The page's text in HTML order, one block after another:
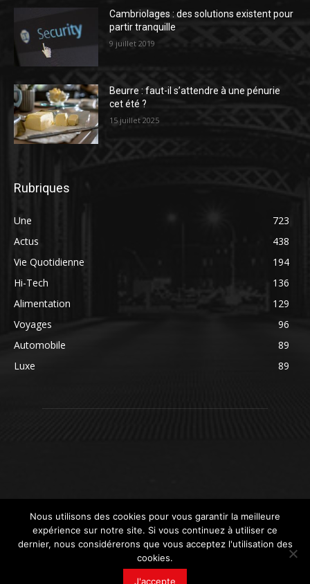
Cambriolages : des solutions existent pour
partir tranquille
9 juillet 2019
Beurre : faut-il s’attendre à une pénurie
cet été ?
15 juillet 2025
Rubriques
Une
723
Actus
438
Vie Quotidienne
194
Hi-Tech
136
Alimentation
129
Voyages
96
Automobile
89
Luxe
89
Nous utilisons des cookies pour vous garantir la meilleure
expérience sur notre site. Si vous continuez à utiliser ce
dernier, nous considérerons que vous acceptez l'utilisation des
cookies.
J'accepte